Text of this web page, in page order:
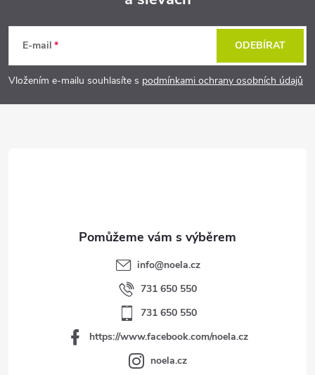
p
a
E-mail
Vložením e-mailu souhlasíte s podmínkami ochrany osobních údajů
ODEBÍRAT
info@noela.cz
731 650 550
731 650 550
https://www.facebook.com/noela.cz
noela.cz